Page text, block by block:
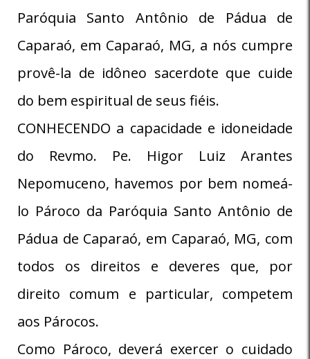
Paróquia Santo Antônio de Pádua de
Caparaó, em Caparaó, MG, a nós cumpre
provê-la de idôneo sacerdote que cuide
do bem espiritual de seus fiéis.
CONHECENDO a capacidade e idoneidade
do Revmo. Pe. Higor Luiz Arantes
Nepomuceno, havemos por bem nomeá-
lo Pároco da Paróquia Santo Antônio de
Pádua de Caparaó, em Caparaó, MG, com
todos os direitos e deveres que, por
direito comum e particular, competem
aos Párocos.
Como Pároco, deverá exercer o cuidado